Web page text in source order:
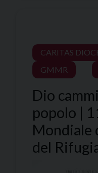
CARITAS
GMMR
Dio
popolo |
Mondiale
del